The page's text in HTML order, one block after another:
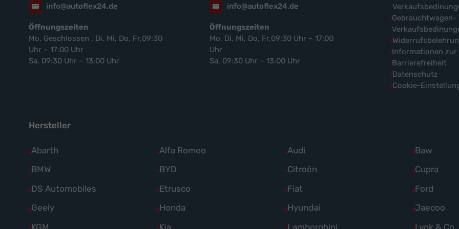
info@autoflex24.de
Öffnungszeiten
Mo. Geschlossen , Di, Mi, Do, Fr,09:30
Uhr – 17:00 Uhr
Sa, 09:30 Uhr – 13:00 Uhr
info@autoflex24.de
Öffnungszeiten
Mo, Di, Mi, Do, Fr,09:30 Uhr – 17:00
Uhr
Sa, 09:30 Uhr – 13:00 Uhr
Gebrauchtwagen-
Informationen zur
Barrierefreiheit
Datenschutz
Cookie-
Hersteller
Abarth
Alle
Fahrzeuge
Abarth
anzeigen
Alfa Romeo
Alle
Fahrzeuge
Alfa
Romeo
anzeigen
Audi
Alle
Fahrzeuge
Audi
anzeigen
Baw
Alle
Fahrzeuge
Baw
anzeigen
BMW
Alle
Fahrzeuge
BMW
BYD
Alle
Fahrzeuge
BYD
Citroën
Alle
Fahrzeuge
Citroën
Cupra
Alle
Fahrzeuge
Cupra
DS Automobiles
Alle
Fahrzeuge
Etrusco
Alle
Fahrzeuge
Fiat
Alle
Fahrzeuge
Ford
Alle
Fahrzeuge
Geely
Alle
Fahrzeuge
Honda
Alle
Fahrzeuge
Hyundai
Alle
Fahrzeuge
Jaecoo
Alle
Fahrzeuge
KGM
Alle Kia
Alle Lamborghini
Alle Lynk & Co
Alle